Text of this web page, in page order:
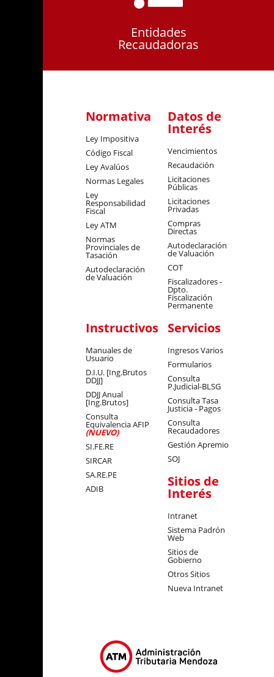
Entidades
Recaudadoras
Normativa
Ley Impositiva
Código Fiscal
Ley Avalúos
Normas Legales
Ley
Responsabilidad
Fiscal
Ley ATM
Normas
Provinciales de
Tasación
Autodeclaración
de Valuación
Datos de
Interés
Vencimientos
Recaudación
Licitaciones
Públicas
Licitaciones
Privadas
Compras
Directas
Autodeclaración
de Valuación
COT
Fiscalizadores -
Dpto.
Fiscalización
Permanente
Instructivos
Manuales de
Usuario
D.I.U. [Ing.Brutos
DDJJ]
DDJJ Anual
[Ing.Brutos]
Consulta
Equivalencia AFIP
(NUEVO)
SI.FE.RE
SIRCAR
SA.RE.PE
ADIB
Servicios
Ingresos Varios
Formularios
Consulta
P.Judicial-BLSG
Consulta Tasa
Justicia - Pagos
Consulta
Recaudadores
Gestión Apremio
SOJ
Sitios de
Interés
Intranet
Sistema Padrón
Web
Sitios de
Gobierno
Otros Sitios
Nueva Intranet